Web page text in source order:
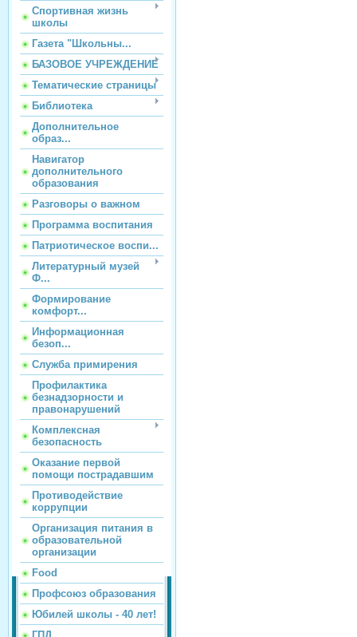
Спортивная жизнь
школы
Газета "Школьны...
БАЗОВОЕ УЧРЕЖДЕНИЕ
Тематические страницы
Библиотека
Дополнительное
образ...
Навигатор
дополнительного
образования
Разговоры о важном
Программа воспитания
Патриотическое воспи...
Литературный музей
Ф...
Формирование
комфорт...
Информационная
безоп...
Служба примирения
Профилактика
безнадзорности и
правонарушений
Комплексная
безопасность
Оказание первой
помощи пострадавшим
Противодействие
коррупции
Организация питания в
образовательной
организации
Food
Профсоюз образования
Юбилей школы - 40 лет!